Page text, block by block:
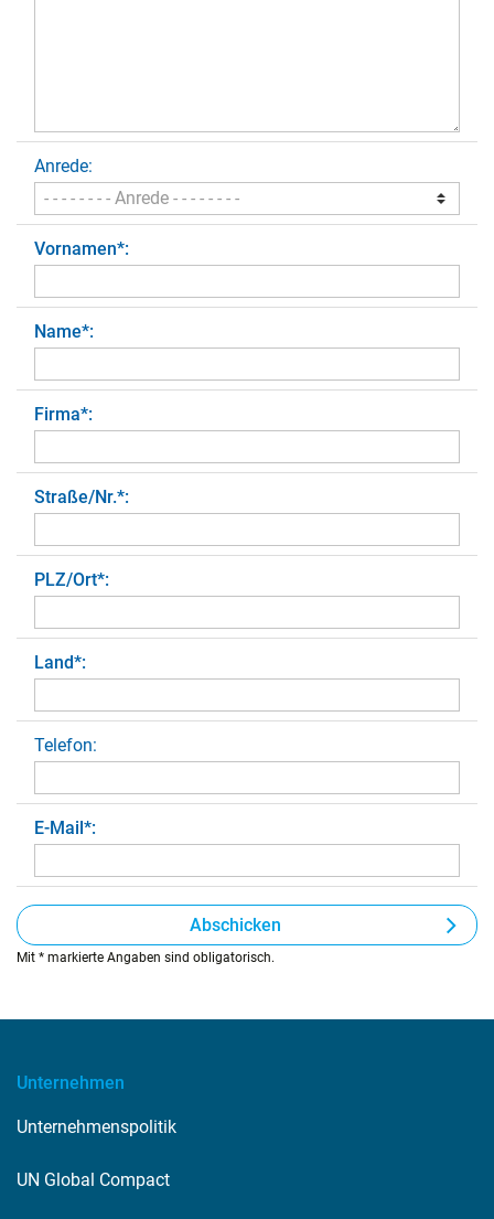
Anrede:
Vornamen*:
Name*:
Firma*:
Straße/Nr.*:
PLZ/Ort*:
Land*:
Telefon:
E-Mail*:
Abschicken
Mit * markierte Angaben sind obligatorisch.
Unternehmen
Unternehmenspolitik
UN Global Compact